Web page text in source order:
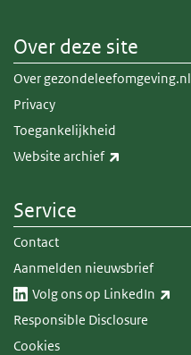
Over deze site
Over gezondeleefomgeving.nl
Privacy
Toegankelijkheid
Website archief
Service
Contact
Aanmelden nieuwsbrief
Volg ons op LinkedIn​​
Responsible Disclosure
Cookies